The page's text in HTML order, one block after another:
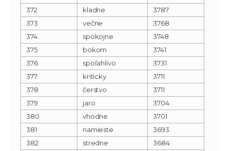
372
kladne
3787
373
večne
3768
374
spokojne
3748
375
bokom
3741
376
spoľahlivo
3731
377
kriticky
3711
378
čerstvo
3711
379
jaro
3704
380
vhodne
3701
381
namieste
3693
382
stredne
3684